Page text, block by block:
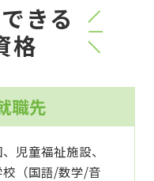
きる
格
職先
児童福祉施設、
（国語/数学/音